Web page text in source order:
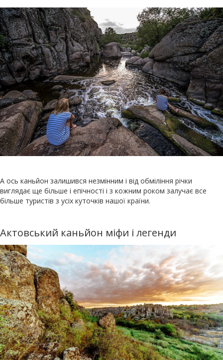
А ось каньйон залишився незмінним і від обміління річки
виглядає ще більше і епічності і з кожним роком залучає все
більше туристів з усіх куточків нашої країни.
Актовський каньйон міфи і легенди